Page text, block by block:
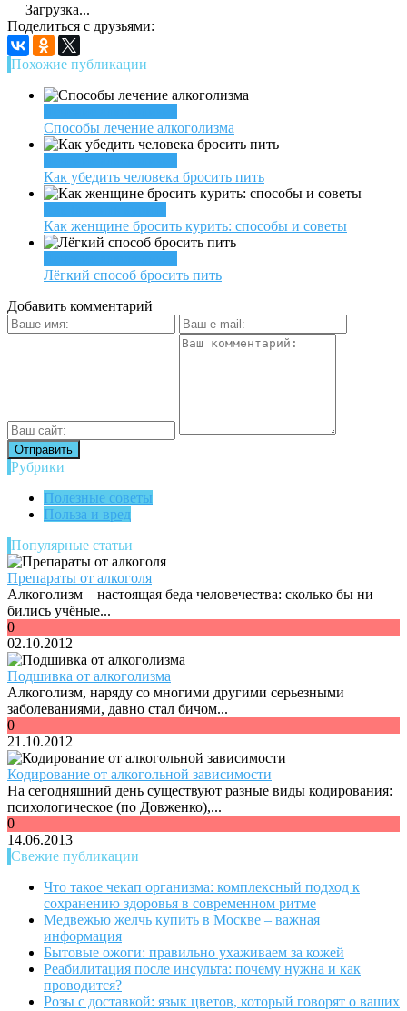
Загрузка...
Поделиться с друзьями:
Похожие публикации
Способы лечение алкоголизма
Как убедить человека бросить пить
Как женщине бросить курить: способы и советы
Лёгкий способ бросить пить
Добавить комментарий
Рубрики
Полезные советы
Польза и вред
Популярные статьи
Препараты от алкоголя
Алкоголизм – настоящая беда человечества: сколько бы ни
бились учёные...
0
02.10.2012
Подшивка от алкоголизма
Алкоголизм, наряду со многими другими серьезными
заболеваниями, давно стал бичом...
0
21.10.2012
Кодирование от алкогольной зависимости
На сегодняшний день существуют разные виды кодирования:
психологическое (по Довженко),...
0
14.06.2013
Свежие публикации
Что такое чекап организма: комплексный подход к
сохранению здоровья в современном ритме
Медвежью желчь купить в Москве – важная
информация
Бытовые ожоги: правильно ухаживаем за кожей
Реабилитация после инсульта: почему нужна и как
проводится?
Розы с доставкой: язык цветов, который говорят о ваших